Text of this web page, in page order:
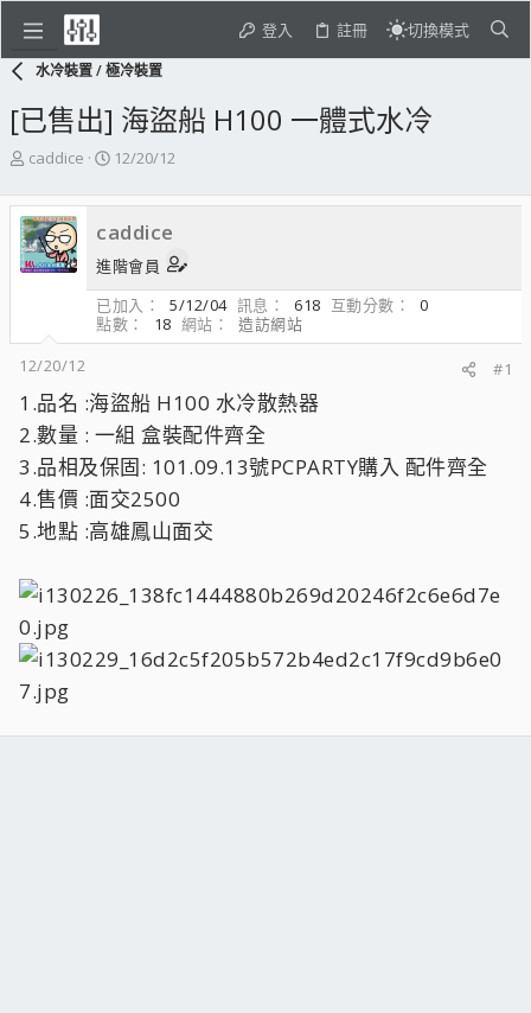
登入 註冊 切換模式
水冷裝置 / 極冷裝置
[已售出] 海盜船 H100 一體式水冷
主
發
起
人
caddice
開
日
期
12/20/12
caddice
進階會員
已加入
5/12/04 訊息 618 互動分數
0
點數
18 網站
造訪網站
12/20/12
#1
1.品名 :海盜船 H100 水冷散熱器
2.數量 : 一組 盒裝配件齊全
3.品相及保固: 101.09.13號PCPARTY購入 配件齊全
4.售價 :面交2500
5.地點 :高雄鳳山面交